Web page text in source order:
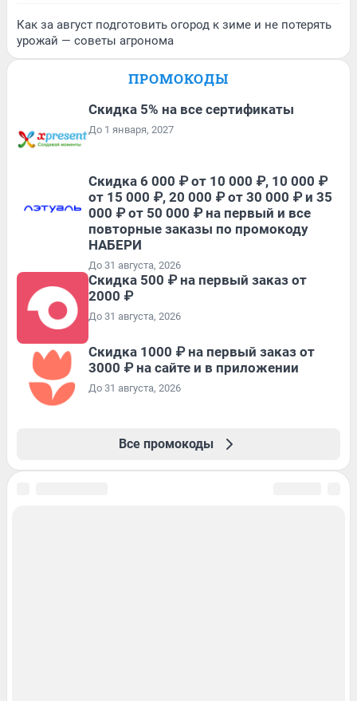
Как за август подготовить огород к зиме и не потерять
урожай — советы агронома
ПРОМОКОДЫ
Скидка 5% на все сертификаты
До 1 января, 2027
Скидка 6 000 ₽ от 10 000 ₽, 10 000 ₽
от 15 000 ₽, 20 000 ₽ от 30 000 ₽ и 35
000 ₽ от 50 000 ₽ на первый и все
повторные заказы по промокоду
НАБЕРИ
До 31 августа, 2026
Скидка 500 ₽ на первый заказ от
2000 ₽
До 31 августа, 2026
Скидка 1000 ₽ на первый заказ от
3000 ₽ на сайте и в приложении
До 31 августа, 2026
Все промокоды